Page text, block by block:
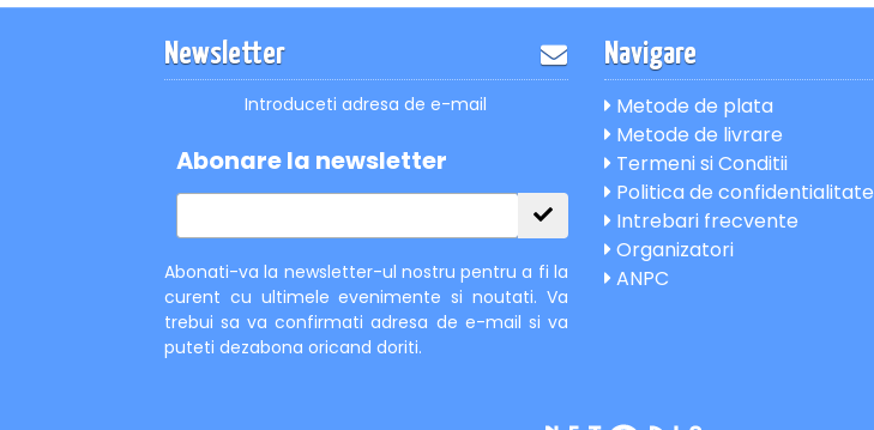
Newsletter
Introduceti adresa de e-mail
Abonare la newsletter
Abonati-va la newsletter-ul nostru pentru a fi la
curent cu ultimele evenimente si noutati. Va
trebui sa va confirmati adresa de e-mail si va
puteti dezabona oricand doriti.
Navigare
Metode de plata
Metode de livrare
Termeni si Conditii
Politica de confidentialitate
Intrebari frecvente
Organizatori
ANPC